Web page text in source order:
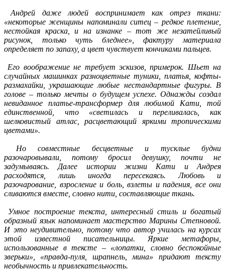
Андрей даже людей воспринимает как отрез ткани:
«некоторые женщины напоминали ситец – редкое плетение,
нестойкая краска, и на изнанке – тот же незатейливый
рисунок, только чуть бледнее», фактуру материала
определяет по запаху, а цвет чувствует кончиками пальцев.
Его воображение не требует эскизов, примерок. Шьет на
случайных машинках разноцветные туники, платья, кофты-
размахайки, украшающие любые нестандартные фигуры. В
голове – только мечты о будущем успехе. Однажды создал
невиданное платье-трансформер для любимой Кати, той
единственной, что «светилась и переливалась, как
шелковистый атлас, расцветающий яркими тропическими
цветами».
Но совместные бесцветные и тусклые будни
разочаровывали, потому бросил девушку, почти не
задумываясь. Далее истории жизни Кати и Андрея
расходятся, лишь иногда пересекаясь. Любовь и
разочарование, взросление и боль, взлеты и падения, все они
сливаются вместе, словно нити, составляющие ткань.
Умное построение текста, интересный стиль и богатый
образный язык напоминает мастерство Марины Степновой.
И это неудивительно, потому что автор училась на курсах
этой известной писательницы. Яркие метафоры,
использованные в тексте – «лопатки, словно беспокойные
зверьки», «правда-пуля, шрапнель, мина» придают тексту
необычность и привлекательность.